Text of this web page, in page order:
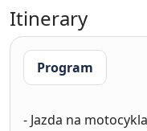
Itinerary
Program
- Jazda na